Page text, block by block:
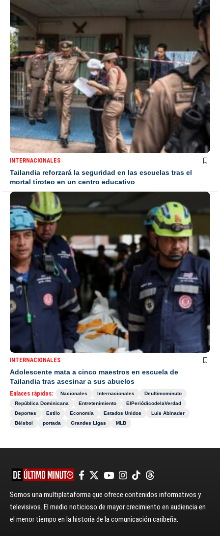
INTERNACIONALES
Tailandia reforzará la seguridad en las escuelas tras el
mortal tiroteo en un centro educativo
INTERNACIONALES
Adolescente mata a cinco maestros en escuela de
Tailandia tras asesinar a sus abuelos
Enlaces rápidos: Nacionales Internacionales
Deultimominuto
República Dominicana
Entretenimiento
ElPeriódicodelaVerdad
Deportes
Estilo Economía Estados Unidos
Luis Abinader
Béisbol
portada Grandes Ligas MLB
Somos una multiplataforma que ofrece contenidos informativos y
televisivos. El medio noticioso de mayor crecimiento en audiencia en
el menor tiempo en la historia de la comunicación caribeña.